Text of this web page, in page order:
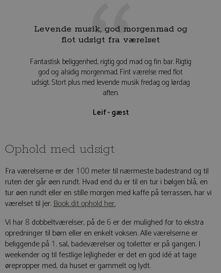
Levende musik, god morgenmad og
flot udsigt fra værelset
Fantastisk beliggenhed, rigtig god mad og fin bar. Rigtig
god og alsidig morgenmad. Fint værelse med flot
udsigt. Stort plus med levende musik fredag og lørdag
aften.
Leif - gæst
Et autentisk ø-ophold får mine
varmeste anbefalinger
En tur til Mejeriet kan på det varmeste anbefales.
Autentisk Ø-ophold med god service, dejligt værelse
og velsmagende mad.
Mejeriet Tunø er et virkelig lækkert
sted
Ophold med udsigt
Fra værelserne er der 100 meter til nærmeste badestrand og til
ruten der går øen rundt. Hvad end du er til en tur i bølgen blå, en
tur øen rundt eller en stille morgen med kaffe på terrassen, har vi
værelset til jer.Book dit ophold her.
Vi har 8 dobbeltværelser, på de 6 er der mulighed for to ekstra
opredninger til børn eller en enkelt voksen. Alle værelserne er
beliggende på 1. sal, badeværelser og toiletter er på gangen. I
weekender og til festlige lejligheder er det en god idé at tage
ørepropper med, da huset er gammelt og lydt.